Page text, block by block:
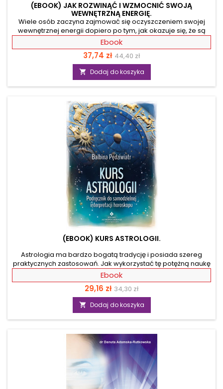
(EBOOK) JAK ROZWINĄĆ I WZMOCNIĆ SWOJĄ
WEWNĘTRZNĄ ENERGIĘ.
Wiele osób zaczyna zajmować się oczyszczeniem swojej
wewnętrznej energii dopiero po tym, jak okazuje się, że są
chorzy. To błąd! Autorka, mająca rzesze fanów uzdrowicielka
z kilkudziesięcioletnim doświadczeniem, pokaże Ci, jak
zadbać o swoją aurę i cieszyć się dobrym samopoczuciem.
Dowiesz się, co szkodzi i zagraża Twojej wewnętrznej energii
oraz jak uchronić się przed atakami energetycznych
patogenów. Dzięki poradom Autorki, będziesz wiedział także,
Ebook
Cena
37,74 zł Cena
podstawowa
44,40 zł
 Dodaj do koszyka
(EBOOK) KURS ASTROLOGII.
Astrologia ma bardzo bogatą tradycję i posiada szereg
praktycznych zastosowań. Jak wykorzystać tę potężną naukę
w swoim życiu? Wystarczy wiedza zawarta w tej, napisanej
przystępnym językiem, książce. Dzięki niej samodzielnie
zinterpretujesz swój horoskop.Autorka zamieściła w niej
szczegółową charakterystykę wszystkich znaków zodiaku.
Wyjaśniła również jak interpretować planety w konkretnych
znakach i co o nas mówią poszczególne domy horoskopu.
Ebook
Cena
29,16 zł Cena
podstawowa
34,30 zł
 Dodaj do koszyka